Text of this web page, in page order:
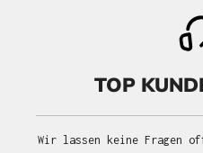
TOP
Wir lassen keine Fragen